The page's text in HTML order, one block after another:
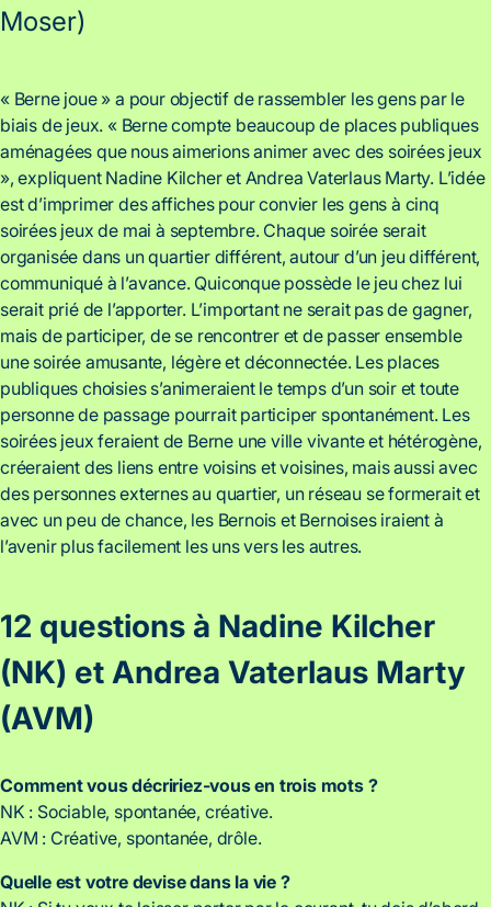
Moser)
« Berne joue » a pour objectif de rassembler les gens par le
biais de jeux. « Berne compte beaucoup de places publiques
aménagées que nous aimerions animer avec des soirées jeux
», expliquent Nadine Kilcher et Andrea Vaterlaus Marty. L’idée
est d’imprimer des affiches pour convier les gens à cinq
soirées jeux de mai à septembre. Chaque soirée serait
organisée dans un quartier différent, autour d’un jeu différent,
communiqué à l’avance. Quiconque possède le jeu chez lui
serait prié de l’apporter. L’important ne serait pas de gagner,
mais de participer, de se rencontrer et de passer ensemble
une soirée amusante, légère et déconnectée. Les places
publiques choisies s’animeraient le temps d’un soir et toute
personne de passage pourrait participer spontanément. Les
soirées jeux feraient de Berne une ville vivante et hétérogène,
créeraient des liens entre voisins et voisines, mais aussi avec
des personnes externes au quartier, un réseau se formerait et
avec un peu de chance, les Bernois et Bernoises iraient à
l’avenir plus facilement les uns vers les autres.
12 questions à Nadine Kilcher
(NK) et Andrea Vaterlaus Marty
(AVM)
Comment vous décririez-vous en trois mots ?
NK : Sociable, spontanée, créative.
AVM : Créative, spontanée, drôle.
Quelle est votre devise dans la vie ?